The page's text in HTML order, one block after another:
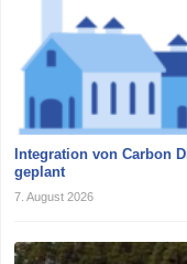
Integration von Carbon
geplant
7. August 2026